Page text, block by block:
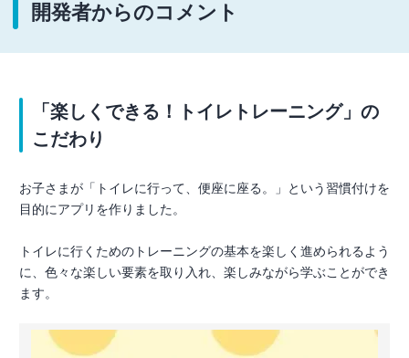
開発者からのコメント
「楽しくできる！トイレトレーニング」の
こだわり
お子さまが「トイレに行って、便座に座る。」という習慣付けを
目的にアプリを作りました。
トイレに行くためのトレーニングの基本を楽しく進められるよう
に、色々な楽しい要素を取り入れ、楽しみながら学ぶことができ
ます。